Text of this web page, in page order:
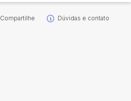
Compartilhe Dúvidas e contato